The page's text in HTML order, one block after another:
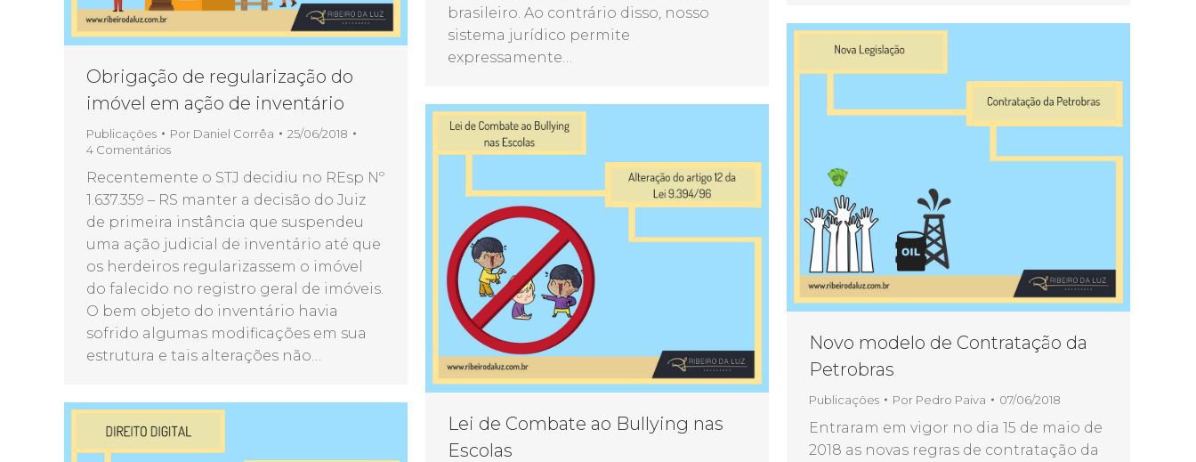
brasileiro. Ao contrário disso, nosso
sistema jurídico permite
expressamente…
Obrigação de regularização do
imóvel em ação de inventário
Publicações Por Daniel Corrêa
25/06/2018
4 Comentários
Recentemente o STJ decidiu no REsp Nº
1.637.359 – RS manter a decisão do Juiz
de primeira instância que suspendeu
uma ação judicial de inventário até que
os herdeiros regularizassem o imóvel
do falecido no registro geral de imóveis.
O bem objeto do inventário havia
sofrido algumas modificações em sua
estrutura e tais alterações não…
Novo modelo de Contratação da
Petrobras
Publicações Por Pedro Paiva 07/06/2018
Entraram em vigor no dia 15 de maio de
2018 as novas regras de contratação da
Lei de Combate ao Bullying nas
Escolas